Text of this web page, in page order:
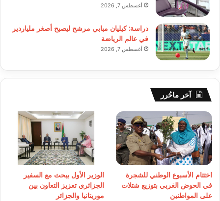
أغسطس 7, 2026
دراسة: كيليان مبابي مرشح ليصبح أصغر ملياردير
في عالم الرياضة
أغسطس 7, 2026
آخر ماحُرر
اختتام الأسبوع الوطني للشجرة
في الحوض الغربي بتوزيع شتلات
على المواطنين
الوزير الأول يبحث مع السفير
الجزائري تعزيز التعاون بين
موريتانيا والجزائر